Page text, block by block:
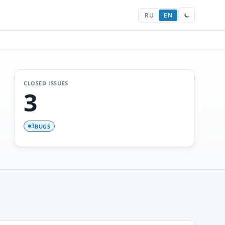
RU EN
CLOSED ISSUES
3
3BUGS